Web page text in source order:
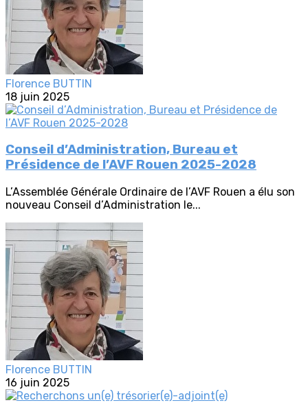
Florence BUTTIN
18 juin 2025
Conseil d’Administration, Bureau et
Présidence de l’AVF Rouen 2025-2028
L’Assemblée Générale Ordinaire de l’AVF Rouen a élu son
nouveau Conseil d’Administration le...
Florence BUTTIN
16 juin 2025